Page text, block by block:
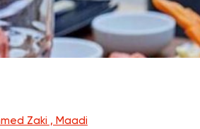
Zaki , Maadi